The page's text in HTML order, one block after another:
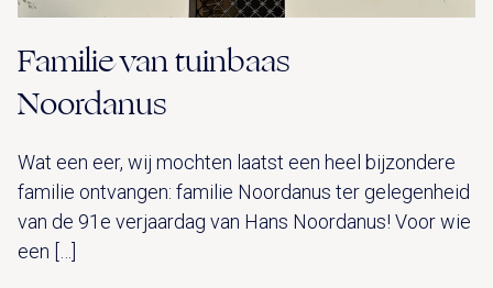
Familie van tuinbaas
Noordanus
Wat een eer, wij mochten laatst een heel bijzondere
familie ontvangen: familie Noordanus ter gelegenheid
van de 91e verjaardag van Hans Noordanus! Voor wie
een […]